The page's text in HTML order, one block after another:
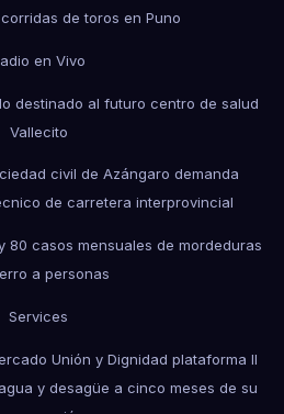
de toros en Puno
en Vivo
destinado al futuro centro de salud
Vallecito
civil de Azángaro demanda
de carretera interprovincial
80 casos mensuales de mordeduras
a personas
Services
Unión y Dignidad plataforma II
y desagüe a cinco meses de su